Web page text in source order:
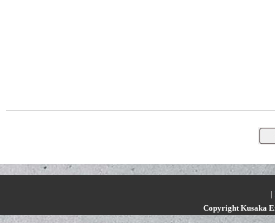
|
Copyright Kusaka